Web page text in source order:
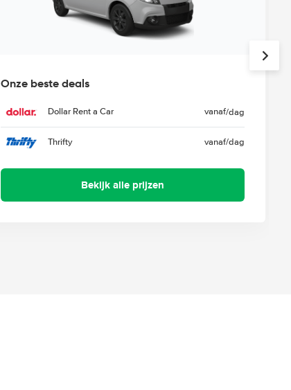
Onze beste deals
Dollar Rent a Car vanaf/dag
Thrifty vanaf/dag
Bekijk alle prijzen